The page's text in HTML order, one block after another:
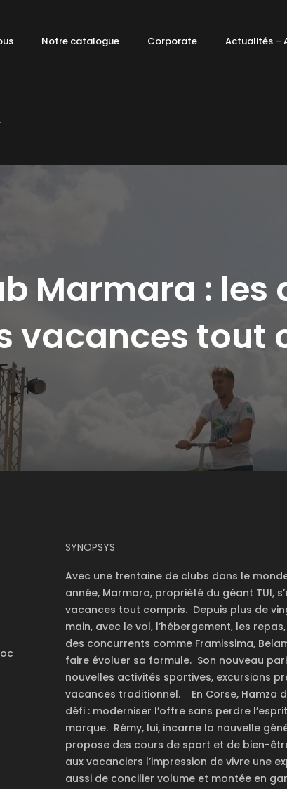
Notre catalogue Corporate Actualités –
Marmara : les
vacances tout
SYNOPSYS
Avec une trentaine de clubs dans le
année, Marmara, propriété du géant TUI,
vacances tout compris. Depuis plus de
main, avec le vol, l’hébergement, les
des concurrents comme Framissima,
faire évoluer sa formule. Son nouveau
nouvelles activités sportives, excursions
vacances traditionnel.
En Corse, Hamza
défi : moderniser l’offre sans perdre
marque. Rémy, lui, incarne la nouvelle
propose des cours de sport et de bien-
aux vacanciers l’impression de vivre une
aussi de concilier volume et montée en